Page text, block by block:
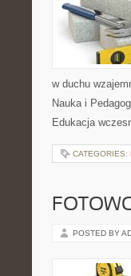
w duchu
Nauka i
Edukacja
CATEGORIES:
POSTED BY